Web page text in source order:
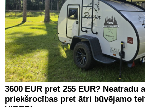
3600 EUR pret 255 EUR? Neatradu
priekšrocības pret ātri būvējamo